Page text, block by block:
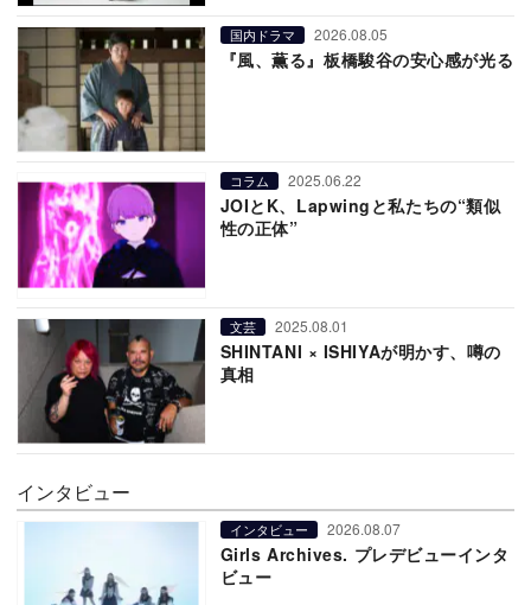
国内ドラマ 2026.08.05
『風、薫る』板橋駿谷の安心感が光る
コラム 2025.06.22
JOIとK、Lapwingと私たちの“類似
性の正体”
文芸 2025.08.01
SHINTANI × ISHIYAが明かす、噂の
真相
インタビュー
インタビュー 2026.08.07
Girls Archives. プレデビューインタ
ビュー